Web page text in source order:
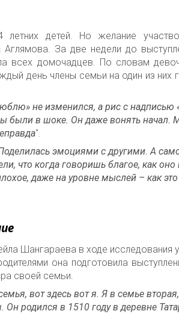
летних детей. Но желание
За две недели до
всех домочадцев. По словам
день члены семьи на один из них
не изменился, а рис с надписью
были в шоке. Он даже вонять начал.
".
эмоциями с другими. А
что когда говоришь благое, как оно
даже на уровне мыслей – как
Шангараева в ходе исследования
она подготовила
своей семьи.
вот здесь вот я. Я в семье
Он родился в 1510 году в деревне